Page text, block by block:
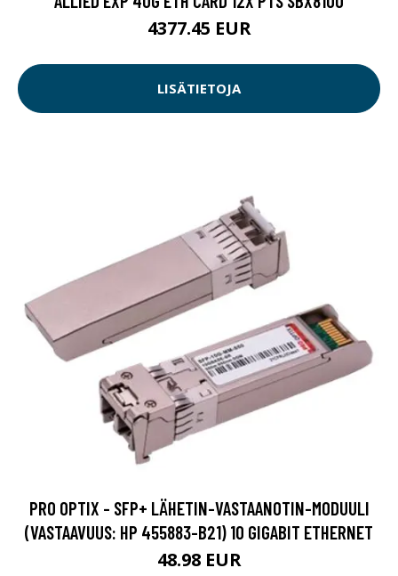
4377.45 EUR
LISÄTIETOJA
PRO OPTIX - SFP+ LÄHETIN-VASTAANOTIN-MODUULI
(VASTAAVUUS: HP 455883-B21) 10 GIGABIT ETHERNET
48.98 EUR